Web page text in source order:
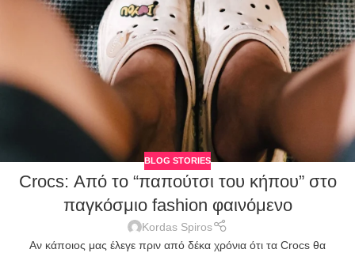
BLOG STORIES
Crocs: Από το “παπούτσι του κήπου” στο
παγκόσμιο fashion φαινόμενο
Kordas Spiros
Αν κάποιος μας έλεγε πριν από δέκα χρόνια ότι τα Crocs θα